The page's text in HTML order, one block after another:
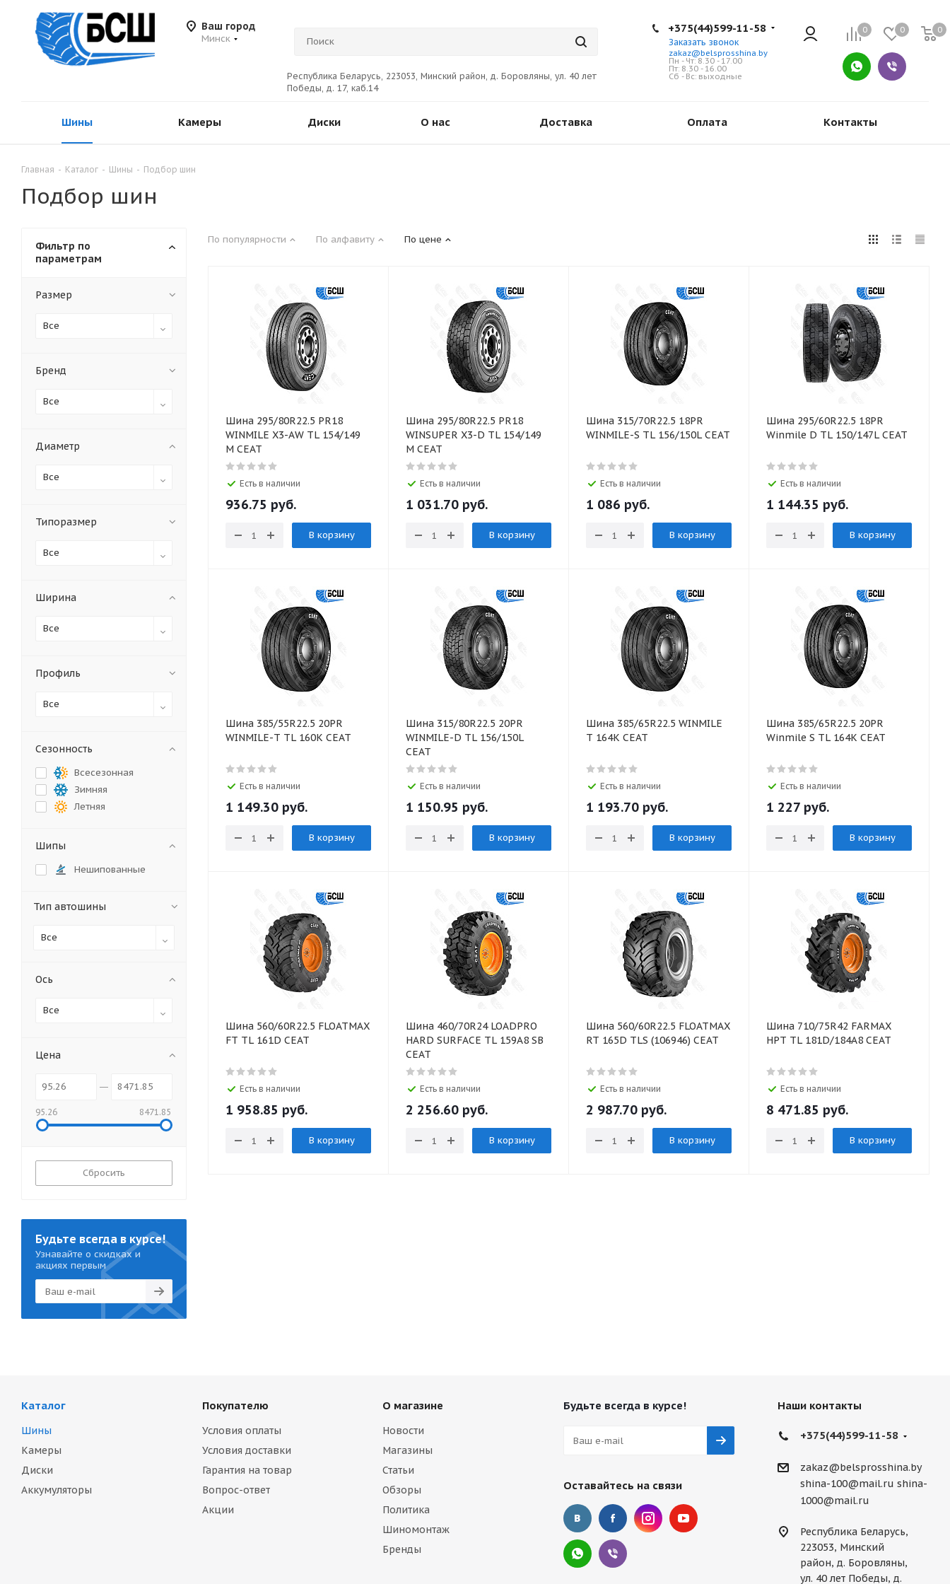
Ваш город
Минск
Республика Беларусь, 223053, Минский район, д. Боровляны, ул. 40 лет
Победы, д. 17, каб.14
0 0 0
+375(44)599-11-58
Заказать звонок
zakaz@belsprosshina.by
Пн - Чт: 8.30 - 17.00
Пт: 8.30 - 16.00
Сб - Вс: выходные
Шины Камеры Диски О нас Доставка Оплата Контакты
Главная - Каталог - Шины - Подбор шин
Подбор шин
По популярности По алфавиту По цене
Шина 295/80R22.5 PR18
WINMILE X3-AW ТL 154/149
M CEAT
Есть в наличии
936.75 руб.
В корзину
Шина 295/80R22.5 PR18
WINSUPER X3-D TL 154/149
M CEAT
Есть в наличии
1 031.70 руб.
В корзину
Шина 315/70R22.5 18PR
WINMILE-S TL 156/150L CEAT
Есть в наличии
1 086 руб.
В корзину
Шина 295/60R22.5 18PR
Winmile D TL 150/147L CEAT
Есть в наличии
1 144.35 руб.
В корзину
Шина 385/55R22.5 20PR
WINMILE-T TL 160K CEAT
Есть в наличии
1 149.30 руб.
В корзину
Шина 315/80R22.5 20PR
WINMILE-D TL 156/150L
CEAT
Есть в наличии
1 150.95 руб.
В корзину
Шина 385/65R22.5 WINMILE
T 164K CEAT
Есть в наличии
1 193.70 руб.
В корзину
Шина 385/65R22.5 20PR
Winmile S TL 164K CEAT
Есть в наличии
1 227 руб.
В корзину
Шина 560/60R22.5 FLOATMAX
FT TL 161D CEAT
Есть в наличии
1 958.85 руб.
В корзину
Шина 460/70R24 LOADPRO
HARD SURFACE TL 159A8 SB
CEAT
Есть в наличии
2 256.60 руб.
В корзину
Шина 560/60R22.5 FLOATMAX
RT 165D TLS (106946) CEAT
Есть в наличии
2 987.70 руб.
В корзину
Шина 710/75R42 FARMAX
HPT TL 181D/184A8 CEAT
Есть в наличии
8 471.85 руб.
В корзину
Фильтр по
параметрам
Размер
Все
Бренд
Все
Диаметр
Все
Типоразмер
Все
Ширина
Все
Профиль
Все
Сезонность
Всесезонная
Зимняя
Летняя
Шипы
Нешипованные
Тип автошины
Все
Ось
Все
Цена
95.26 8471.85
Сбросить
Будьте всегда в курсе!
Узнавайте о скидках и
акциях первым
Каталог
Шины
Камеры
Диски
Аккумуляторы
Покупателю
Условия оплаты
Условия доставки
Гарантия на товар
Вопрос-ответ
Акции
О магазине
Новости
Магазины
Статьи
Обзоры
Политика
Шиномонтаж
Бренды
Будьте всегда в курсе!
Оставайтесь на связи
Наши контакты
+375(44)599-11-58
zakaz@belsprosshina.by
shina-100@mail.ru shina-
1000@mail.ru
Республика Беларусь,
223053, Минский
район, д. Боровляны,
ул. 40 лет Победы, д.